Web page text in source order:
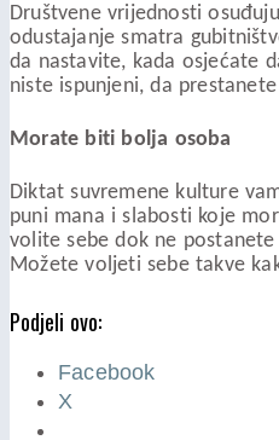
Društvene vrijednosti
odustajanje smatra
da nastavite, kada osjećate
niste ispunjeni, da
Morate biti bolja osoba
Diktat suvremene kulture
puni mana i slabosti koje
volite sebe dok ne
Možete voljeti sebe takve
Podjeli ovo:
Facebook
X